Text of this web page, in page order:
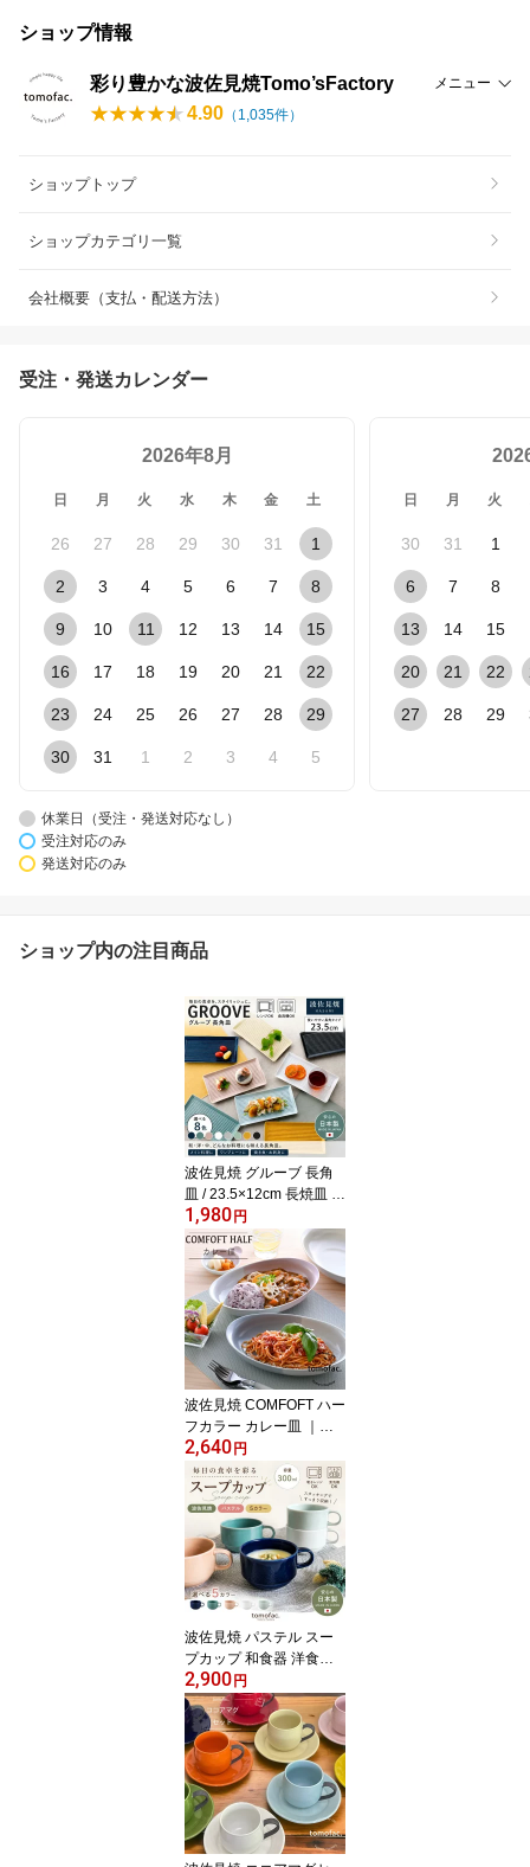
ショップ情報
彩り豊かな波佐見焼Tomo’sFactory メニュー
4.90 （ 1,035件）
ショップトップ
ショップカテゴリ一覧
会社概要（支払・配送方法）
受注・発送カレンダー
2026年8月
日 月 火 水 木 金 土
26 27 28 29 30 31 1
2 3 4 5 6 7 8
9 10 11 12 13 14 15
16 17 18 19 20 21 22
23 24 25 26 27 28 29
30 31 1 2 3 4 5
日 月 火
30 31 1
6 7 8
13 14 15
20 21 22
27 28 29
休業日（受注・発送対応なし）
受注対応のみ
発送対応のみ
ショップ内の注目商品
波佐見焼 グルーブ 長角
皿 / 23.5×12cm 長焼皿 長
皿 角皿 長方形 はさみや
き はさみ焼き 北欧風 溝
1,980 円
波佐見焼 COMFOFT ハー
フカラー カレー皿 ｜選
べる3色・おしゃれ半分
カラー｜食洗機・電子レ
ンジ対応 ギフト包装無料
パスタ・ご飯ものにも最
適 tomofac
2,640 円
波佐見焼 パステル スー
プカップ 和食器 洋食器
シンプル 女の子の食器
マグ スタックス ギフト
プレゼント
2,900 円